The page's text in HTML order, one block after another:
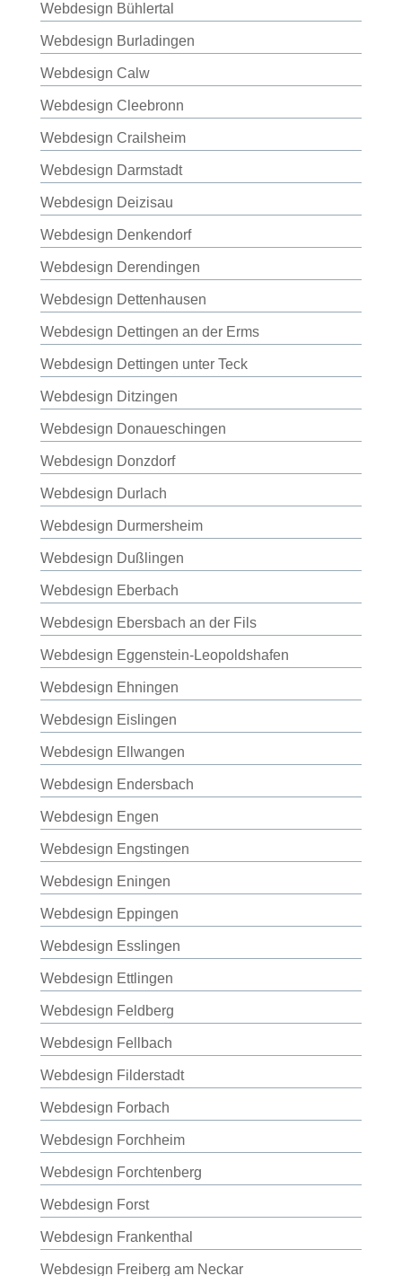
Webdesign Bühlertal
Webdesign Burladingen
Webdesign Calw
Webdesign Cleebronn
Webdesign Crailsheim
Webdesign Darmstadt
Webdesign Deizisau
Webdesign Denkendorf
Webdesign Derendingen
Webdesign Dettenhausen
Webdesign Dettingen an der Erms
Webdesign Dettingen unter Teck
Webdesign Ditzingen
Webdesign Donaueschingen
Webdesign Donzdorf
Webdesign Durlach
Webdesign Durmersheim
Webdesign Dußlingen
Webdesign Eberbach
Webdesign Ebersbach an der Fils
Webdesign Eggenstein-Leopoldshafen
Webdesign Ehningen
Webdesign Eislingen
Webdesign Ellwangen
Webdesign Endersbach
Webdesign Engen
Webdesign Engstingen
Webdesign Eningen
Webdesign Eppingen
Webdesign Esslingen
Webdesign Ettlingen
Webdesign Feldberg
Webdesign Fellbach
Webdesign Filderstadt
Webdesign Forbach
Webdesign Forchheim
Webdesign Forchtenberg
Webdesign Forst
Webdesign Frankenthal
Webdesign Freiberg am Neckar